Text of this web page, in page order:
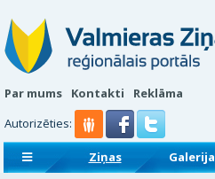
Par mums Kontakti
Reklāma
Autorizēties:
Ziņas